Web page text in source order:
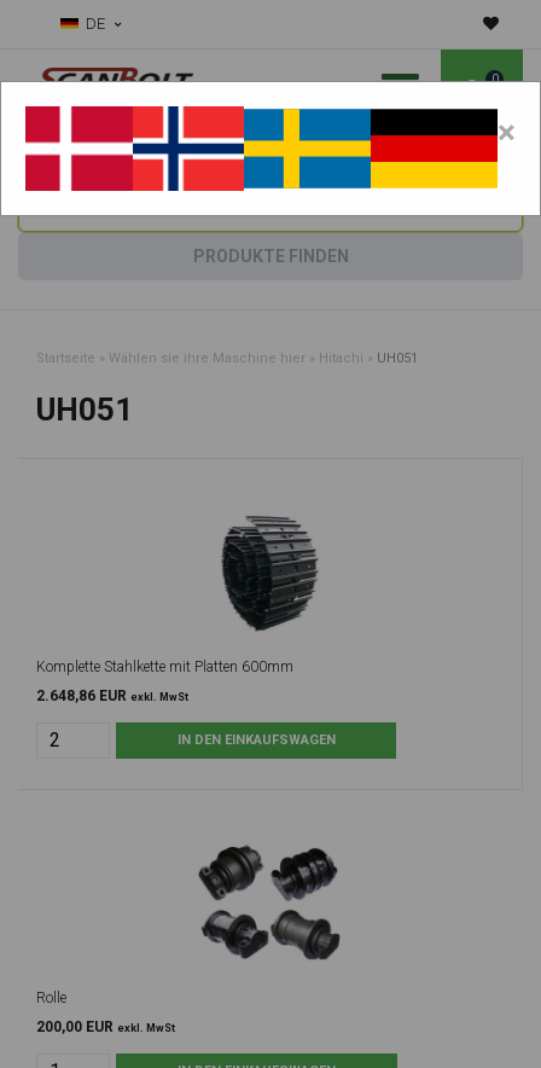
DE
0
Benötigen Sie Hilfe bei Verschleißteilen?Maschine wählen:
PRODUKTE FINDEN
Startseite » Wählen sie ihre Maschine hier » Hitachi » UH051
UH051
Komplette Stahlkette mit Platten 600mm
2.648,86 EUR exkl. MwSt
Rolle
200,00 EUR exkl. MwSt
×